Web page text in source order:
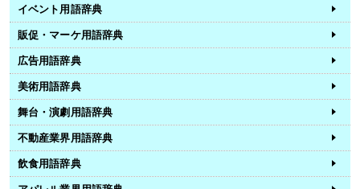
イベント用語辞典
販促・マーケ用語辞典
広告用語辞典
美術用語辞典
舞台・演劇用語辞典
不動産業界用語辞典
飲食用語辞典